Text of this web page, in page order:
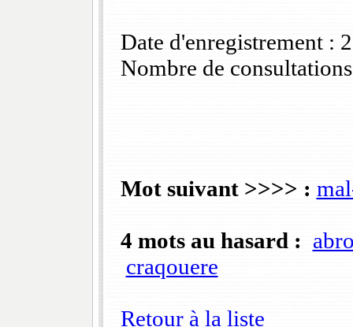
Date d'enregistrement :
Nombre de
Mot suivant >>>> :
4 mots au hasard :
craqouere
Retour à la liste